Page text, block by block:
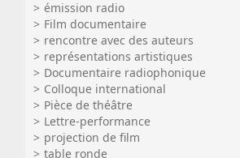
émission radio
Film documentaire
rencontre avec des auteurs
représentations artistiques
Documentaire radiophonique
Colloque international
Pièce de théâtre
Lettre-performance
projection de film
table ronde